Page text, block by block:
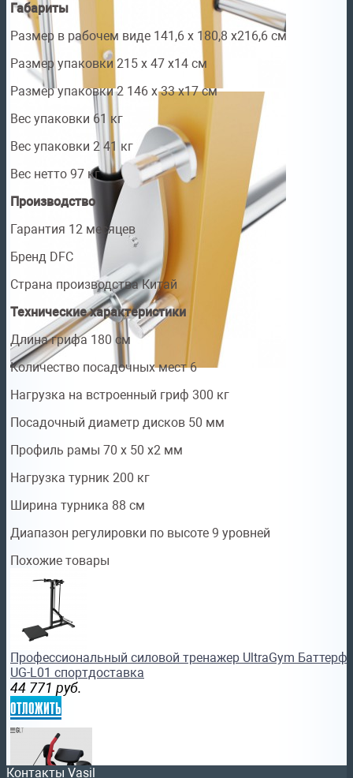
Габариты
Размер в рабочем виде 141,6 х 180,8 х216,6 см
Размер упаковки 215 х 47 х14 см
Размер упаковки 2 146 х 33 х17 см
Вес упаковки 61 кг
Вес упаковки 2 41 кг
Вес нетто 97 кг
Производство
Гарантия 12 месяцев
Бренд DFC
Страна производства Китай
Технические характеристики
Длина грифа 180 см
Количество посадочных мест 6
Нагрузка на встроенный гриф 300 кг
Посадочный диаметр дисков 50 мм
Профиль рамы 70 х 50 х2 мм
Нагрузка турник 200 кг
Ширина турника 88 см
Диапазон регулировки по высоте 9 уровней
Похожие товары
Профессиональный силовой тренажер UltraGym
UG-L01 спортдоставка
44 771 руб.
отложить
Контакты Vasil